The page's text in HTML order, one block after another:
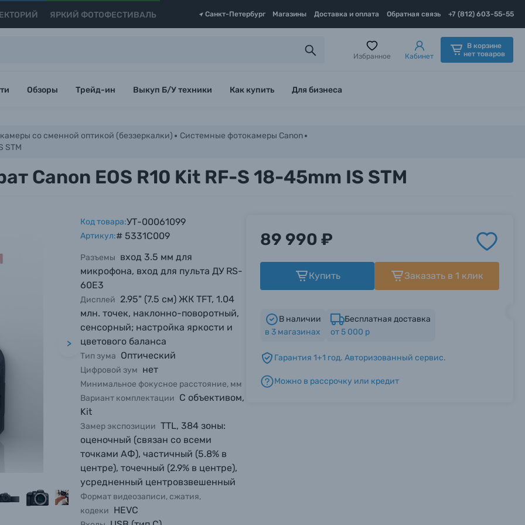
ЯРКИЙ ФОТОФЕСТИВАЛЬ Санкт-Петербург Магазины Доставка и оплата Обратная связь +7 (812) 603-55-55
Избранное Кабинет
В корзине
нет товаров
Обзоры Трейд-ин Выкуп Б/У техники Как купить Для бизнеса
со сменной оптикой (беззеркалки)
Системные фотокамеры Canon
STM
Canon EOS R10 Kit RF-S 18-45mm IS STM
>
Код товара:УТ-00061099
Артикул:# 5331C009
Разъемы вход 3.5 мм для
микрофона, вход для пульта ДУ RS-
60E3
Дисплей 2.95" (7.5 см) ЖК TFT, 1.04
млн. точек, наклонно-поворотный,
сенсорный; настройка яркости и
цветового баланса
Тип зума Оптический
Цифровой зум нет
Минимальное фокусное расстояние, мм
Вариант комплектации С объективом,
Kit
Замер экспозиции TTL, 384 зоны:
оценочный (связан со всеми
точками АФ), частичный (5.8% в
центре), точечный (2.9% в центре),
усредненный центровзвешенный
Формат видеозаписи, сжатия,
кодеки HEVC
89 990 ₽
Купить Заказать в 1 клик
В наличии
в 3магазинах
Бесплатная доставка
от 5 000 р
Гарантия 1+1 год. Авторизованный сервис.
Можно в рассрочку или кредит